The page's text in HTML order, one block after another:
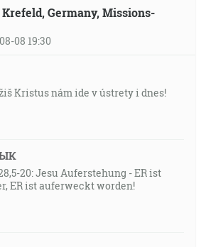
Krefeld, Germany, Missions-
08 19:30
Kristus nám ide v ústrety i dnes!
20: Jesu Auferstehung - ER ist
ER ist auferweckt worden!